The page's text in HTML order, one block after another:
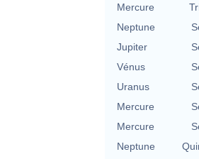
Mercure
Neptune
Jupiter
Vénus
Uranus
Mercure
Mercure
Neptune